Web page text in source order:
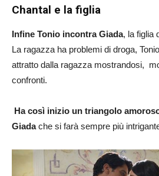
Chantal e la figlia
Infine Tonio incontra Giada, la figlia
La ragazza ha problemi di droga,
attratto dalla ragazza mostrandosi,
confronti.
Ha così inizio un triangolo
Giadache si farà sempre più